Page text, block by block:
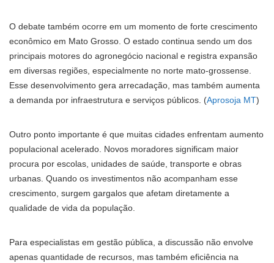
O debate também ocorre em um momento de forte crescimento
econômico em Mato Grosso. O estado continua sendo um dos
principais motores do agronegócio nacional e registra expansão
em diversas regiões, especialmente no norte mato-grossense.
Esse desenvolvimento gera arrecadação, mas também aumenta
a demanda por infraestrutura e serviços públicos. (Aprosoja MT)
Outro ponto importante é que muitas cidades enfrentam aumento
populacional acelerado. Novos moradores significam maior
procura por escolas, unidades de saúde, transporte e obras
urbanas. Quando os investimentos não acompanham esse
crescimento, surgem gargalos que afetam diretamente a
qualidade de vida da população.
Para especialistas em gestão pública, a discussão não envolve
apenas quantidade de recursos, mas também eficiência na